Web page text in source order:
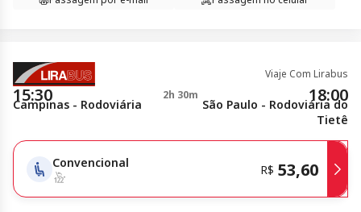
Viaje Com Lirabus
15:30 2h 30m 18:00
Campinas - Rodoviária
São Paulo - Rodoviária do
Tietê
Convencional R$ 53,60